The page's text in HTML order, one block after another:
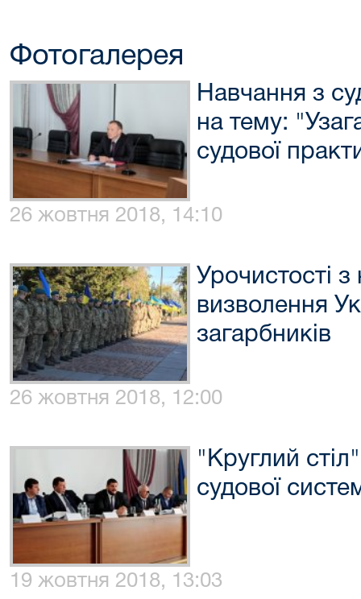
Фотогалерея
Навчання з
на тему:
судової
26 жовтня 2018, 14:10
Урочистості з
визволення
загарбників
26 жовтня 2018, 12:00
"Круглий
судової
19 жовтня 2018, 13:03